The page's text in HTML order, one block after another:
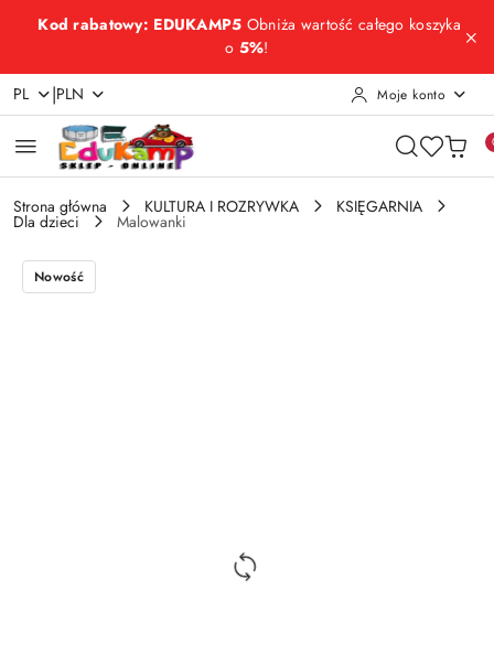
Przejdź do treści głównej
Przejdź do wyszukiwarki
Przejdź do moje konto
Przejdź do menu głównego
Przejdź do opisu produktu
Przejdź do stopki
Kod rabatowy: EDUKAMP5 Obniża wartość całego koszyka
o 5%!
PL |PLN Moje konto
Strona główna KULTURA I ROZRYWKA KSIĘGARNIA
Dla dzieci Malowanki
Nowość